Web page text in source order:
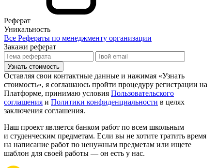
Реферат
Уникальность
Все Рефераты по менеджменту организации
Закажи реферат
Узнать стоимость
Оставляя свои контактные данные и нажимая «Узнать
стоимость», я соглашаюсь пройти процедуру регистрации на
Платформе, принимаю условия Пользовательского
соглашения и Политики конфиденциальности в целях
заключения соглашения.
Наш проект является банком работ по всем школьным
и студенческим предметам. Если вы не хотите тратить время
на написание работ по ненужным предметам или ищете
шаблон для своей работы — он есть у нас.